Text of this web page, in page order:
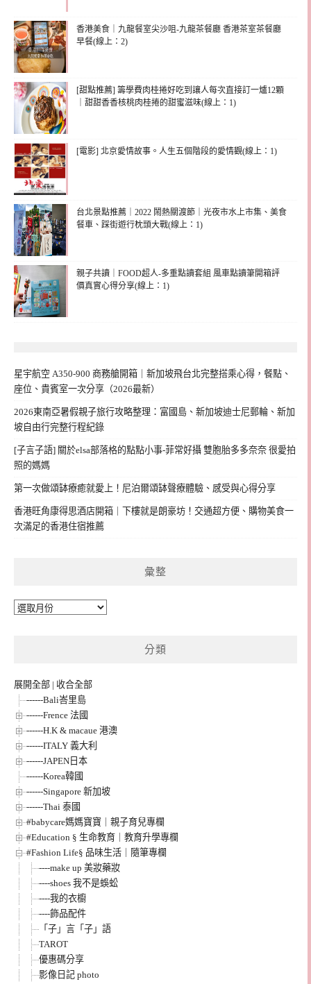
香港美食｜九龍餐室尖沙咀-九龍茶餐廳 香港茶室茶餐廳
早餐(線上：2)
[甜點推薦] 籌學費肉桂捲好吃到讓人每次直接訂一爐12顆
｜甜甜香香核桃肉桂捲的甜蜜滋味(線上：1)
[電影] 北京愛情故事。人生五個階段的愛情觀(線上：1)
台北景點推薦｜2022 鬧熱關渡節｜光夜市水上市集、美食
餐車、踩街遊行枕頭大戰(線上：1)
親子共讀｜FOOD超人-多重點讀套組 風車點讀筆開箱評
價真實心得分享(線上：1)
星宇航空 A350-900 商務艙開箱｜新加坡飛台北完整搭乘心得，餐點、
座位、貴賓室一次分享（2026最新）
2026東南亞暑假親子旅行攻略整理：富國島、新加坡迪士尼郵輪、新加
坡自由行完整行程紀錄
[子言子語] 關於elsa部落格的點點小事-菲常好攝 雙胞胎多多奈奈 很愛拍
照的媽媽
第一次做頌缽療癒就愛上！尼泊爾頌缽聲療體驗、感受與心得分享
香港旺角康得思酒店開箱｜下樓就是朗豪坊！交通超方便、購物美食一
次滿足的香港住宿推薦
彙整
彙
分類
展開全部 | 收合全部
------Bali峇里島
------Frence 法國
------H.K & macaue 港澳
------ITALY 義大利
------JAPEN日本
------Korea韓國
------Singapore 新加坡
------Thai 泰國
#babycare媽媽寶寶｜親子育兒專欄
#Education § 生命教育｜教育升學專欄
#Fashion Life§ 品味生活｜隨筆專欄
----make up 美妝藥妝
----shoes 我不是蜈蚣
----我的衣櫥
----飾品配件
「子」言「子」語
TAROT
優惠碼分享
影像日記 photo